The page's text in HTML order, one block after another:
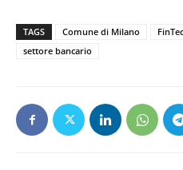
TAGS Comune di Milano
settore bancario